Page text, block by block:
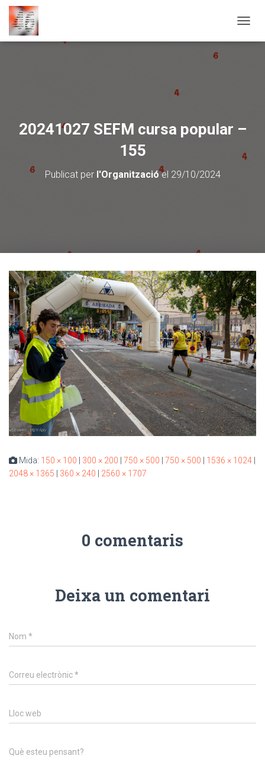
20241027 SEFM cursa popular –
155
Publicat per l'Organitzacióel 29/10/2024
Mida: 150 × 100 300 × 200 750 × 500 750 × 500 1536 × 1024
2048 × 1365
360 × 240 2560 × 1707
0 comentaris
Deixa un comentari
Nom *
Correu electrònic*
Lloc web
Què esteu pensant?